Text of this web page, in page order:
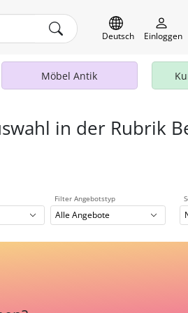
Deutsch Einloggen
Möbel Antik
in der Rubrik
Filter Angebotstyp
Alle Angebote